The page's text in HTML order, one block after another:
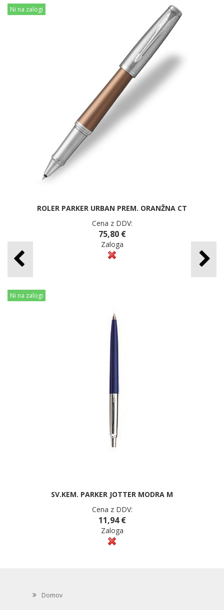
Ni na zalogi
ROLER PARKER URBAN PREM. ORANŽNA CT
Cena z DDV:
75,80 €
Zaloga
Ni na zalogi
SV.KEM. PARKER JOTTER MODRA M
Cena z DDV:
11,94 €
Zaloga
Domov